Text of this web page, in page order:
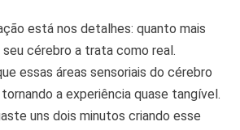
está nos detalhes: quanto mais
seu cérebro a trata como real.
essas áreas sensoriais do cérebro
a experiência quase tangível.
uns dois minutos criando esse